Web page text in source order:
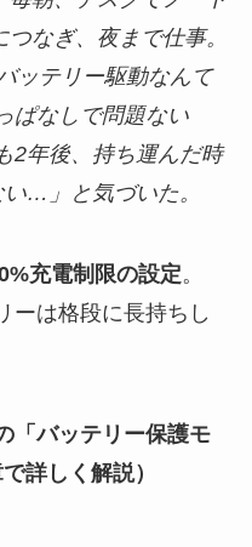
なぎ、夜まで仕事。
ッテリー駆動なんて
ぱなしで問題ない
2年後、持ち運んだ時
…」と気づいた。
充電制限の設定。
ーは格段に長持ちし
「バッテリー保護モ
詳しく解説）